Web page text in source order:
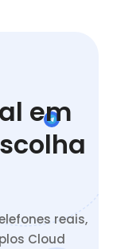
em
reais,
Cloud